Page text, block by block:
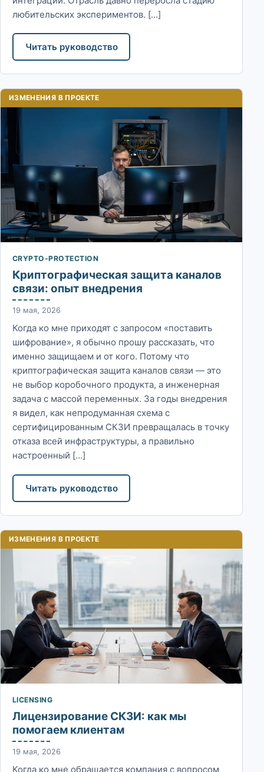
любительских экспериментов. […]
Читать руководство
ИЗМЕНЕНИЯ В ПРОЕКТЕ
CRYPTO-PROTECTION
Криптографическая защита каналов
связи: опыт внедрения
19 мая, 2026
Когда ко мне приходят с запросом «поставить
шифрование», я обычно прошу рассказать, что
именно защищаем и от кого. Потому что
криптографическая защита каналов связи — это
не выбор коробочного продукта, а инженерная
задача с массой переменных. За годы внедрения
я видел, как непродуманная схема с
сертифицированным СКЗИ превращалась в точку
отказа всей инфраструктуры, а правильно
настроенный […]
Читать руководство
ИЗМЕНЕНИЯ В ПРОЕКТЕ
LICENSING
Лицензирование СКЗИ: как мы
помогаем клиентам
19 мая, 2026
Когда ко мне обращается компания с вопросом